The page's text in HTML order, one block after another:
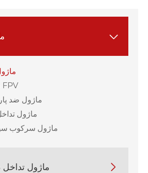

ضد ماژول FPV
ماژول ضد
ماژول
ماژول سرکوب
ماژول تداخل 